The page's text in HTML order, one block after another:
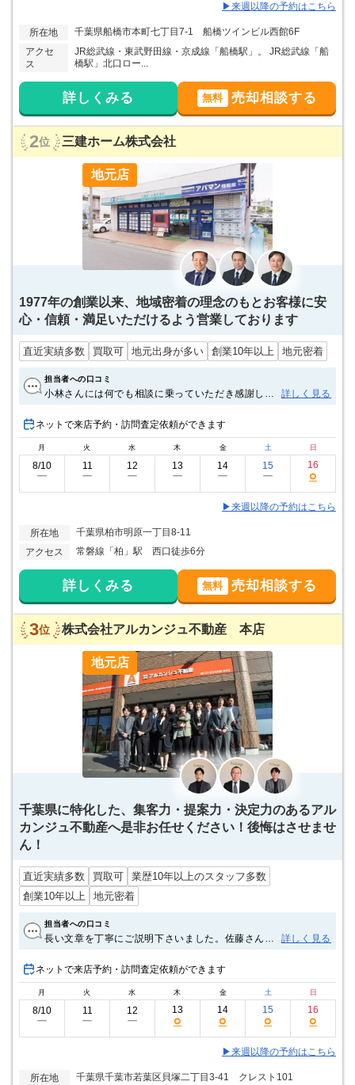
▶来週以降の予約はこちら
所在地
千葉県船橋市本町七丁目7-1 船橋ツインビル西館6F
アクセ
ス
JR総武線・東武野田線・京成線「船橋駅」。 JR総武線「船
橋駅」北口ロー...
詳しくみる 無料 売却相談する
2位 三建ホーム株式会社
地元店
1977年の創業以来、地域密着の理念のもとお客様に安
心・信頼・満足いただけるよう営業しております
直近実績多数 買取可 地元出身が多い 創業10年以上 地元密着
担当者への口コミ
小林さんには何でも相談に乗っていただき感謝して
て、その都度的確なアドバイスをして下さり、安心
しておまかせすることができました。 ありがとうご
ざいました。 今後も持前の明るさ、ガッツで頑張っ
て下さい。
詳しく見る
ネットで来店予約・訪問査定依頼ができます
月 火 水 木 金 土 日
8/10
ー
11
ー
12
ー
13
ー
14
ー
15
ー
16
○
▶来週以降の予約はこちら
所在地
千葉県柏市明原一丁目8-11
アクセス
常磐線「柏」駅 西口徒歩6分
詳しくみる 無料 売却相談する
3位 株式会社アルカンジュ不動産 本店
地元店
千葉県に特化した、集客力・提案力・決定力のあるアル
カンジュ不動産へ是非お任せください！後悔はさせませ
ん！
直近実績多数 買取可
業歴10年以上のスタッフ多数
創業10年以上
地元密着
担当者への口コミ
長い文章を丁寧にご説明下さいました。佐藤さん、
詳しく見る
ネットで来店予約・訪問査定依頼ができます
月 火 水 木 金 土 日
8/10
ー
11
ー
12
ー
13
○
14
○
15
○
16
○
▶来週以降の予約はこちら
所在地
千葉県千葉市若葉区貝塚二丁目3-41 クレスト101